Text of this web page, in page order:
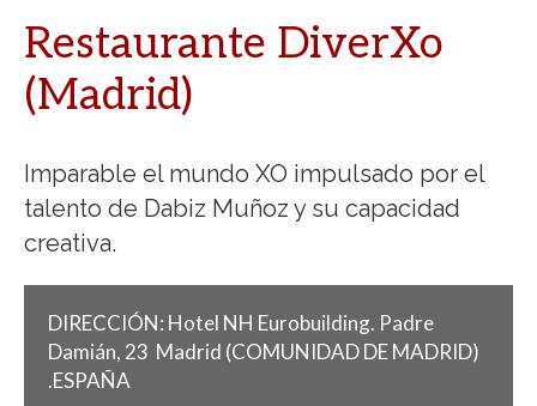
Restaurante DiverXo
(Madrid)
Imparable el mundo XO impulsado por el
talento de Dabiz Muñoz y su capacidad
creativa.
DIRECCIÓN: Hotel NH Eurobuilding. Padre
Damián, 23 Madrid (COMUNIDAD DE MADRID)
.ESPAÑA